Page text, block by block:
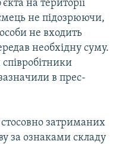
на території
не підозрюючи,
не входить
необхідну суму.
в прес-
затриманих
за ознаками складу